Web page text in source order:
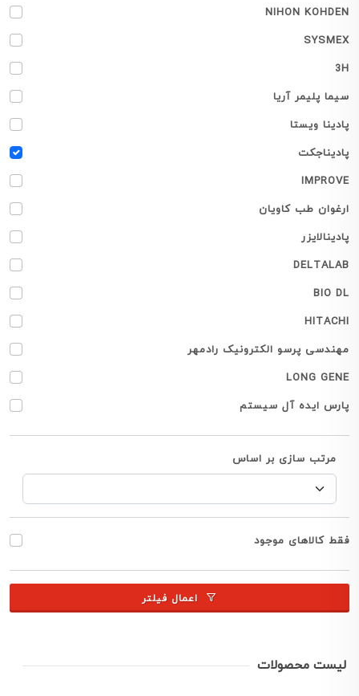
NIHON KOHDEN
SYSMEX
3H
سیما پلیمر آریا
پادینا ویستا
پادیناجکت
IMPROVE
ارغوان طب کاویان
پادینالایزر
DELTALAB
BIO DL
HITACHI
مهندسی پرسو الکترونیک رادمهر
LONG GENE
پارس ایده آل سیستم
مرتب سازی بر اساس
فقط کالاهای موجود
اعمال فیلتر
لیست محصولات